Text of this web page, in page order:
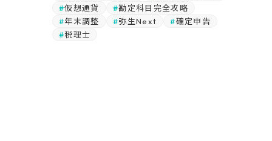
仮想通貨
勘定科目完全攻略
年末調整
弥生Next
確定申告
税理士